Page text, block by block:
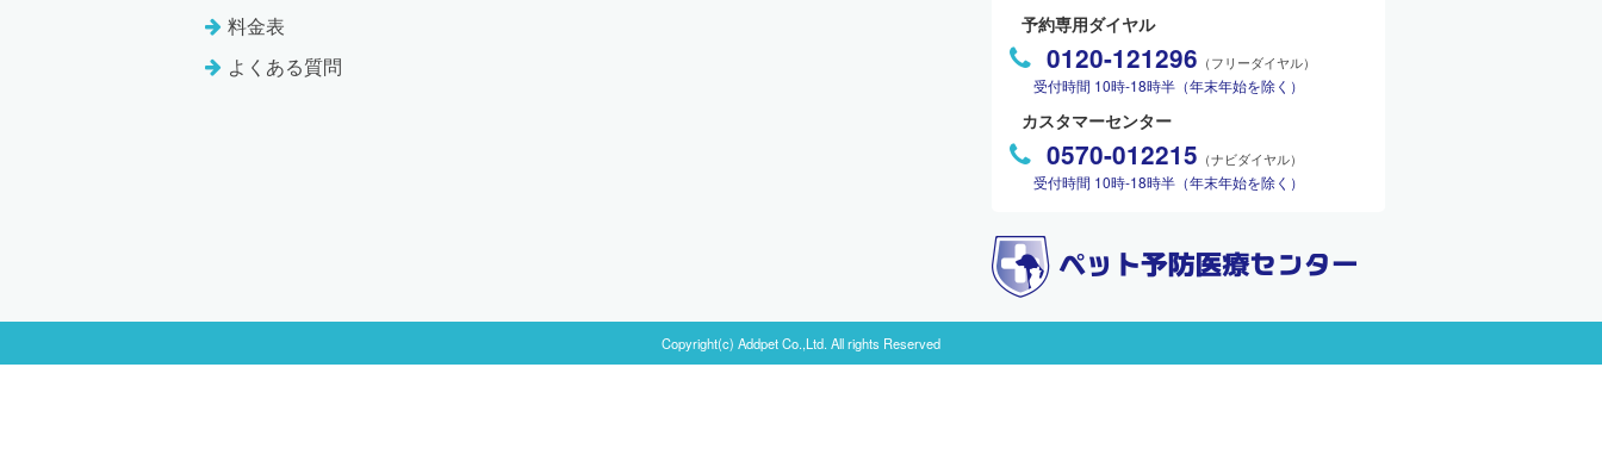
料金表
よくある質問
予約専用ダイヤル
0120-121296 （フリーダイヤル）
受付時間 10時-18時半（年末年始を除く）
カスタマーセンター
0570-012215 （ナビダイヤル）
受付時間 10時-18時半（年末年始を除く）
Copyright(c) Addpet Co.,Ltd. All rights Reserved